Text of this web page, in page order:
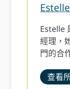
Estelle
經理，
門的合
查看